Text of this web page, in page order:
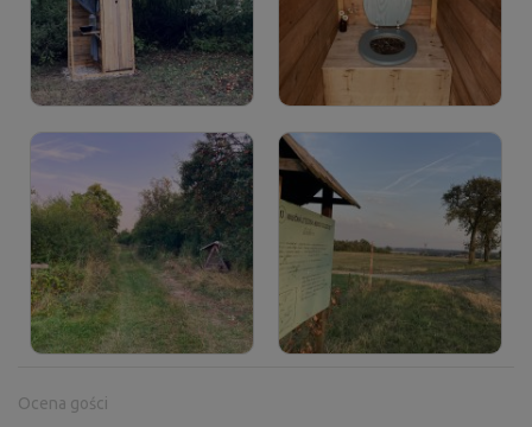
Ocena gości